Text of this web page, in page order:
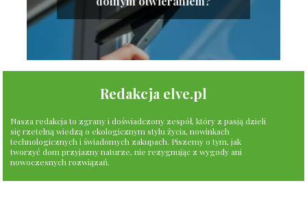
Redakcja elve.pl
Nasza redakcja to zgrany i doświadczony zespół, który z pasją dzieli
się rzetelną wiedzą o ekologicznym stylu życia, nowinkach
technologicznych i świadomych zakupach. Piszemy o tym, jak
tworzyć dom przyjazny naturze, nie rezygnując z wygody ani
nowoczesnych rozwiązań.